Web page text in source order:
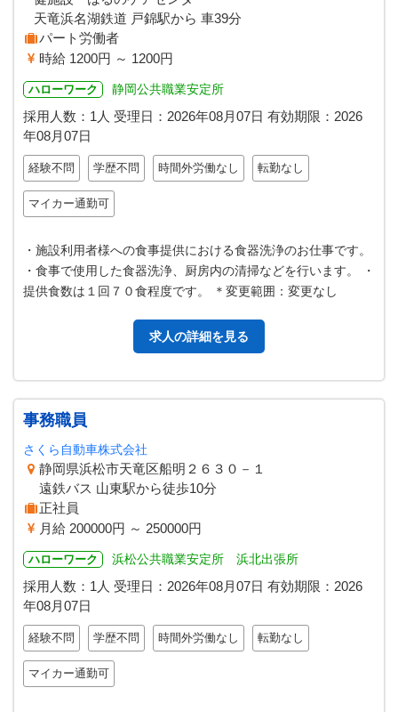
天竜浜名湖鉄道 戸錦駅から 車39分
パート労働者
時給 1200円 ～ 1200円
ハローワーク 静岡公共職業安定所
採用人数：1人 受理日： 2026年08月07日 有効期限： 2026
年08月07日
経験不問 学歴不問 時間外労働なし 転勤なし
マイカー通勤可
・施設利用者様への食事提供における食器洗浄のお仕事です。
・食事で使用した食器洗浄、厨房内の清掃などを行います。 ・
提供食数は１回７０食程度です。 ＊変更範囲：変更なし
求人の詳細を見る
事務職員
さくら自動車株式会社
静岡県浜松市天竜区船明２６３０－１
遠鉄バス 山東駅から徒歩10分
正社員
月給 200000円 ～ 250000円
ハローワーク 浜松公共職業安定所 浜北出張所
採用人数：1人 受理日： 2026年08月07日 有効期限： 2026
年08月07日
経験不問 学歴不問 時間外労働なし 転勤なし
マイカー通勤可